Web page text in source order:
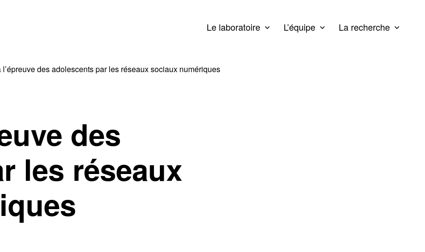
Le laboratoire L’équipe La recherche
l’épreuve des adolescents par les réseaux sociaux numériques
des
les réseaux